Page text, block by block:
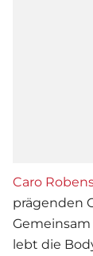
Caro
prägenden
lebt die